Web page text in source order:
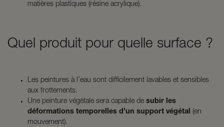
matières plastiques (résine acrylique).
Quel produit pour quelle surface ?
Les peintures à l’eau sont difficilement lavables et sensibles
aux frottements.
Une peinture végétale sera capable de subir les
déformations temporelles d’un support végétal (en
mouvement).